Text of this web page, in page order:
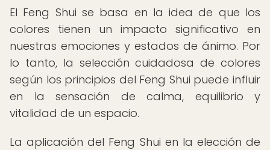
El Feng Shui se basa en la idea de que los
colores tienen un impacto significativo en
nuestras emociones y estados de ánimo. Por
lo tanto, la selección cuidadosa de colores
según los principios del Feng Shui puede influir
en la sensación de calma, equilibrio y
vitalidad de un espacio.
La aplicación del Feng Shui en la elección de